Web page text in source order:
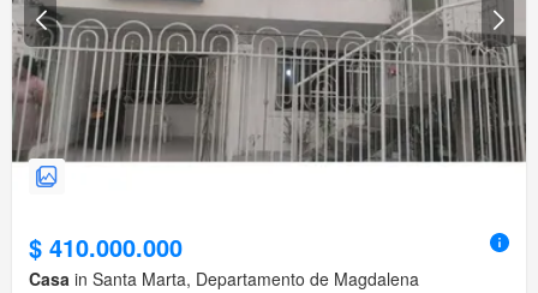
$ 410.000.000
Casa in Santa Marta, Departamento de Magdalena